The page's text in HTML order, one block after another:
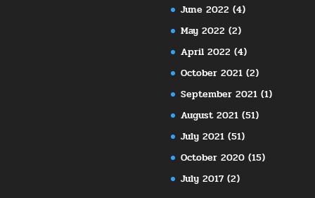
June 2022 (4)
May 2022 (2)
April 2022 (4)
October 2021 (2)
September 2021 (1)
August 2021 (51)
July 2021 (51)
October 2020 (15)
July 2017 (2)